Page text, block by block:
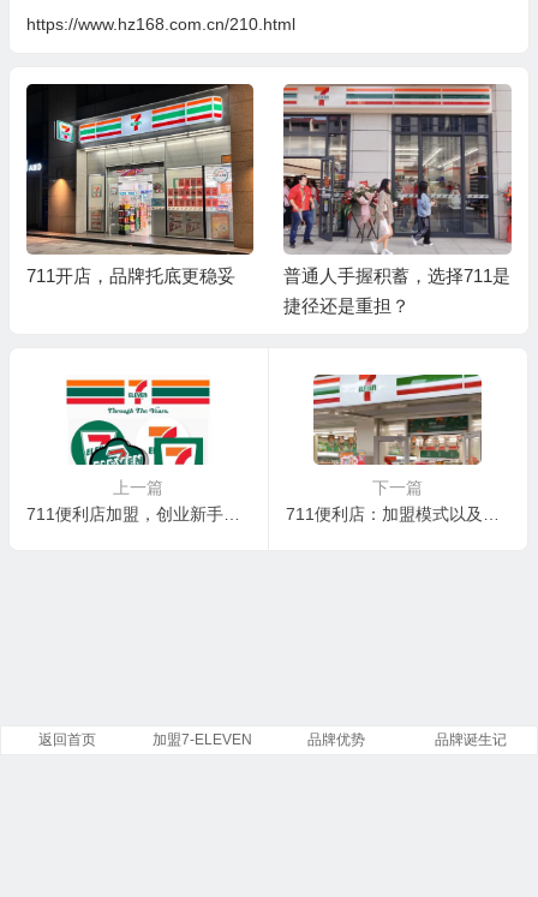
https://www.hz168.com.cn/210.html
711开店，品牌托底更稳妥
普通人手握积蓄，选择711是
捷径还是重担？
上一篇
711便利店加盟，创业新手也能轻松开店
下一篇
711便利店：加盟模式以及回本周期参考
返回首页 加盟7-ELEVEN 品牌优势 品牌诞生记